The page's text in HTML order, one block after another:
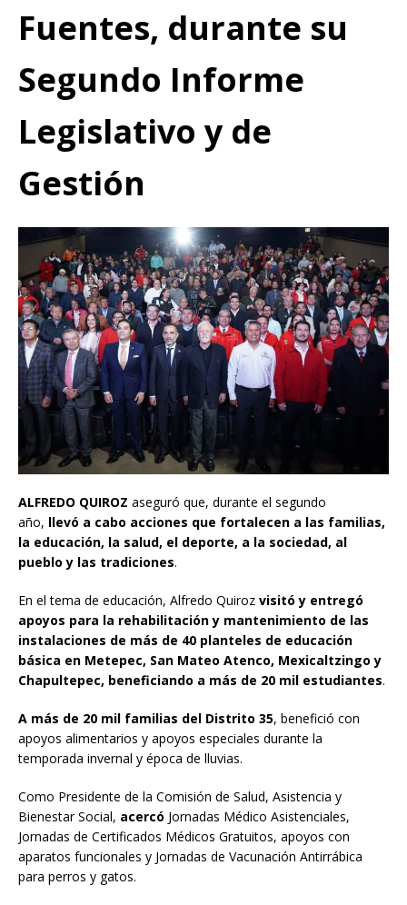
Fuentes, durante su
Segundo Informe
Legislativo y de
Gestión
ALFREDO QUIROZ aseguró que, durante el segundo
año, llevó a cabo acciones que fortalecen a las familias,
la educación, la salud, el deporte, a la sociedad, al
pueblo y las tradiciones.
En el tema de educación, Alfredo Quiroz visitó y entregó
apoyos para la rehabilitación y mantenimiento de las
instalaciones de más de 40 planteles de educación
básica en Metepec, San Mateo Atenco, Mexicaltzingo y
Chapultepec, beneficiando a más de 20 mil estudiantes.
A más de 20 mil familias del Distrito 35, benefició con
apoyos alimentarios y apoyos especiales durante la
temporada invernal y época de lluvias.
Como Presidente de la Comisión de Salud, Asistencia y
Bienestar Social, acercó Jornadas Médico Asistenciales,
Jornadas de Certificados Médicos Gratuitos, apoyos con
aparatos funcionales y Jornadas de Vacunación Antirrábica
para perros y gatos.